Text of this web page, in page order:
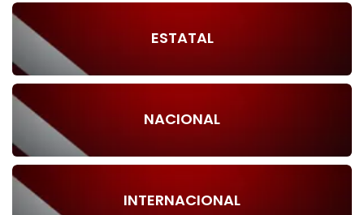
ESTATAL
NACIONAL
INTERNACIONAL